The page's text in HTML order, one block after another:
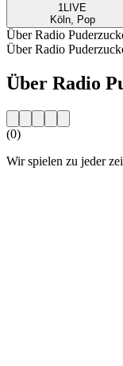
1LIVE
Köln, Pop
Über Radio
Über Radio
Über Radio
(0)
Wir spielen zu jeder